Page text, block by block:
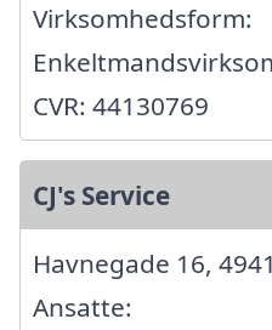
Virksomhedsform:
CVR: 44130769
CJ's Service
Havnegade 16,
Ansatte: